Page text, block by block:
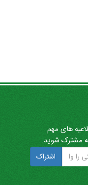
های مهم
مشترک شوید.
اشتراک